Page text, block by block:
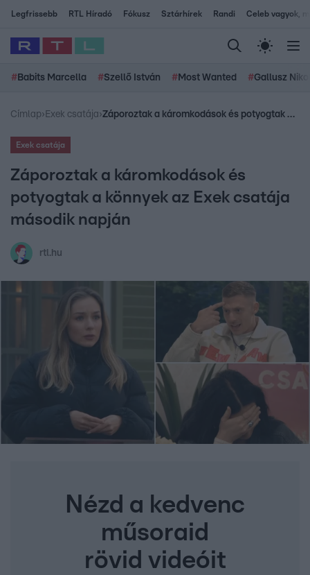
Legfrissebb RTL Híradó Fókusz Sztárhírek Randi Celeb vagyok,
# Babits Marcella #Szellő István # Most Wanted #Gallusz
Címlap› Exek csatája› Záporoztak a káromkodások és potyogtak a könnyek az Exek csatája második napján
Exek csatája
Záporoztak a káromkodások és
potyogtak a könnyek az Exek csatája
második napján
rtl.hu
Nézd a kedvenc
műsoraid
rövid videóit